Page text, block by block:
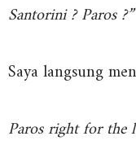
Santorini ? Paros ?”
Saya langsung
Paros right for the